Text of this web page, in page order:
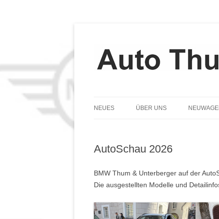
NEUES ÜBER UNS
GESCHICHTE
DATENSCHUTZ
COOKIE-RICHTLINIE (EU)
AutoSchau 2026
BMW Thum & Unterberger auf der
Die ausgestellten Modelle und